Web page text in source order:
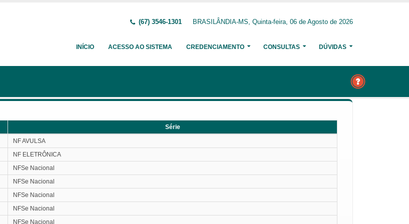
(67) 3546-1301 BRASILÂNDIA-MS, Quinta-feira, 06 de Agosto de 2026
INÍCIO ACESSO AO SISTEMA CREDENCIAMENTO CONSULTAS DÚVIDAS
Série
NF AVULSA
NF ELETRÔNICA
NFSe Nacional
NFSe Nacional
NFSe Nacional
NFSe Nacional
NFSe Nacional